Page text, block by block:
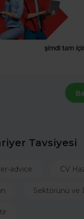
Tavsiyesi
advice CV
Sektörünü ve